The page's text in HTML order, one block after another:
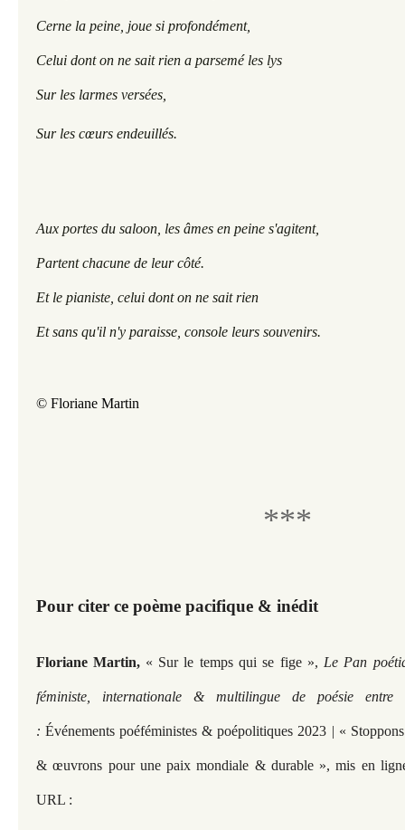
Cerne la peine, joue si profondément,
Celui dont on ne sait rien a parsemé les lys
Sur les larmes versées,
Sur les cœurs endeuillés.
Aux portes du saloon, les âmes en peine s'agitent,
Partent chacune de leur côté.
Et le pianiste, celui dont on ne sait rien
Et sans qu'il n'y paraisse, console leurs souvenirs.
© Floriane Martin
***
Pour citer ce poème pacifique & inédit
Floriane Martin, « Sur le temps qui se fige », Le Pan
féministe, internationale & multilingue de poésie entre
:Événements poéféministes & poépolitiques 2023 | «
& œuvrons pour une paix mondiale & durable », mis en
URL :